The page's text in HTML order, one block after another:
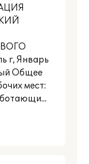
г, Январь
Общее
мест: